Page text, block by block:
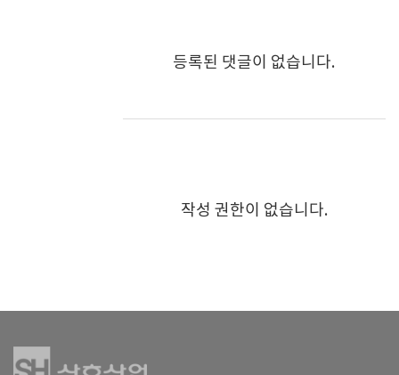
등록된 댓글이 없습니다.
작성 권한이 없습니다.